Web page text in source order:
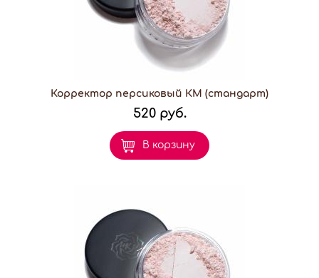
Корректор персиковый КМ (стандарт)
520 руб.
В корзину